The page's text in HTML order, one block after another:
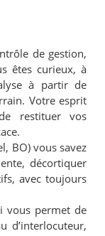
de gestion,
êtes curieux, à
à partir de
Votre esprit
restituer vos
BO) vous savez
décortiquer
avec toujours
vous permet de
d’interlocuteur,